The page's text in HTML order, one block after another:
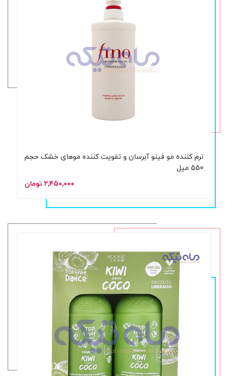
نرم کننده مو فینو آبرسان و تقویت کننده موهای خشک حجم
550 میل
۲,۴۵۰,۰۰۰ تومان